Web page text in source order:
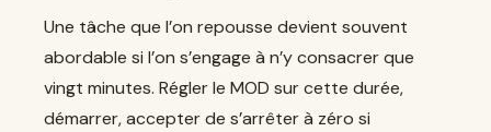
Une tâche que l’on repousse devient souvent
abordable si l’on s’engage à n’y consacrer que
vingt minutes. Régler le MOD sur cette durée,
démarrer, accepter de s’arrêter à zéro si